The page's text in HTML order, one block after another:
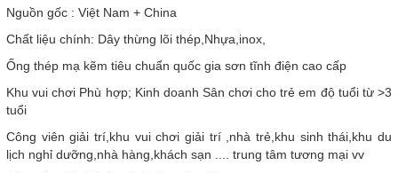
Nguồn gốc : Việt Nam + China
Chất liệu chính: Dây thừng lõi thép,Nhựa,inox,
Ống thép mạ kẽm tiêu chuẩn quốc gia sơn tĩnh điện cao cấp
Khu vui chơi Phù hợp; Kinh doanh Sân chơi cho trẻ em độ tuổi từ >3
tuổi
Công viên giải trí,khu vui chơi giải trí ,nhà trẻ,khu sinh thái,khu du
lịch nghỉ dưỡng,nhà hàng,khách sạn .... trung tâm tương mại vv